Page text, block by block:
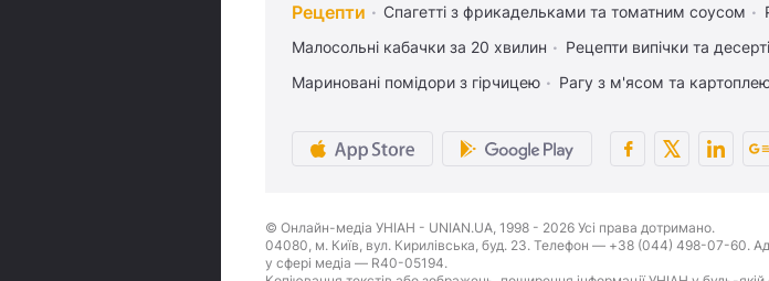
Рецепти Спагетті з фрикадельками та томатним соусом
Малосольні кабачки за 20 хвилин
Рецепти випічки та
Мариновані помідори з гірчицею
Рагу з м'ясом та
© Онлайн-медіа УНІАН - UNIAN.UA, 1998 - 2026 Усі права дотримано.
04080, м. Київ, вул. Кирилівська, буд. 23. Телефон — +38 (044) 498-07-60.
у сфері медіа — R40-05194.